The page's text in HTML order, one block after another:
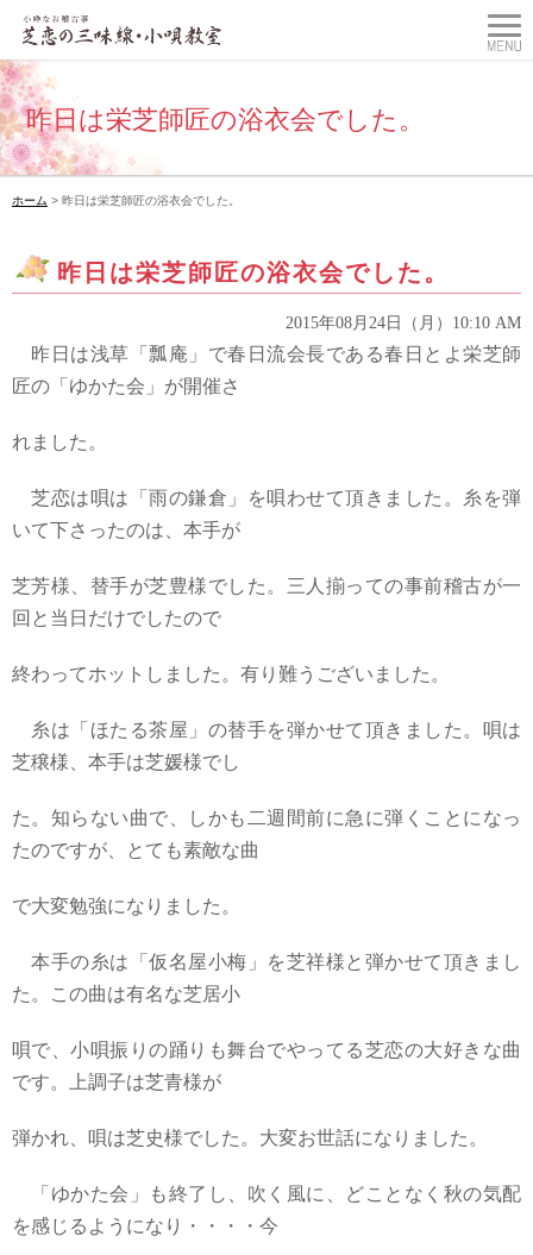
昨日は栄芝師匠の浴衣会でした。
ホーム > 昨日は栄芝師匠の浴衣会でした。
昨日は栄芝師匠の浴衣会でした。
2015年08月24日（月）10:10 AM
昨日は浅草「瓢庵」で春日流会長である春日とよ栄芝師
匠の「ゆかた会」が開催さ
れました。
芝恋は唄は「雨の鎌倉」を唄わせて頂きました。糸を弾
いて下さったのは、本手が
芝芳様、替手が芝豊様でした。三人揃っての事前稽古が一
回と当日だけでしたので
終わってホットしました。有り難うございました。
糸は「ほたる茶屋」の替手を弾かせて頂きました。唄は
芝穣様、本手は芝媛様でし
た。知らない曲で、しかも二週間前に急に弾くことになっ
たのですが、とても素敵な曲
で大変勉強になりました。
本手の糸は「仮名屋小梅」を芝祥様と弾かせて頂きまし
た。この曲は有名な芝居小
唄で、小唄振りの踊りも舞台でやってる芝恋の大好きな曲
です。上調子は芝青様が
弾かれ、唄は芝史様でした。大変お世話になりました。
「ゆかた会」も終了し、吹く風に、どことなく秋の気配
を感じるようになり・・・・今